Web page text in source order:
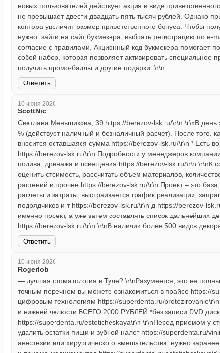
новых пользователей действует акция в виде
не превышает двести двадцать пять тысяч рублей. Однако
контора увеличит размер приветственного бонуса. Чтобы
нужно: зайти на сайт букмекера, выбрать регистрацию по e-
согласие с правилами. Акционный код букмекера помогает
собой набор, которая позволяет активировать
получить промо-баллы и другие подарки. \r\n
Ответить
10 июня 2026
ScottNic
Светлана Меньшикова, 39 https://berezov-lsk.ru/\r\n \r\nВ день
% (действует наличный и безналичный расчет). После того,
вносится оставшаяся сумма https://berezov-lsk.ru/\r\n * Есть
https://berezov-lsk.ru/\r\n Подробности у менеджеров
полива, дренажа и освещения https://berezov-lsk.ru/\r\n \r\nК
оценить стоимость, рассчитать объем материалов,
растений и прочее https://berezov-lsk.ru/\r\n Проект – это
расчеты и затраты, выстраивается график реализации,
подрядчиков и т https://berezov-lsk.ru/\r\n д https://berezov-
именно проект, а уже затем составлять список дальнейших
https://berezov-lsk.ru/\r\n \r\nВ наличии более 500 видов
Ответить
10 июня 2026
Rogerlob
— лучшая стоматология в Туле? \r\nРазумеется, это не
точным перечнем вы можете ознакомиться в прайсе https://
цифровым технологиям https://superdenta.ru/
и нижней челюсти ВСЕГО 2000 РУБЛЕЙ *без записи DVD
https://superdenta.ru/esteticheskaya\r\n \r\nПеред приемом у
удалить остатки пищи и зубной налет https://superdenta.ru/
анестезии или хирургического вмешательства, нужно